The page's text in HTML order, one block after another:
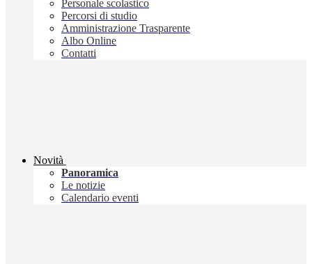
Personale scolastico
Percorsi di studio
Amministrazione Trasparente
Albo Online
Contatti
Novità
Panoramica
Le notizie
Calendario eventi